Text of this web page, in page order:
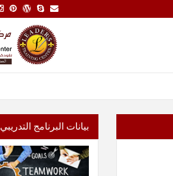
بيانات البرنامج التدريبي